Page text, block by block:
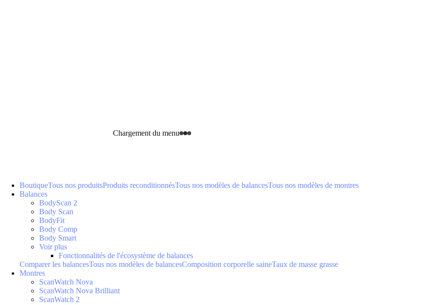
Chargement du menu
BoutiqueTous nos produitsProduits reconditionnésTous nos modèles de balancesTous nos modèles de montres
Balances
BodyScan 2
Body Scan
BodyFit
Body Comp
Body Smart
Voir plus
Fonctionnalités de l'écosystème de balances
Comparer les balancesTous nos modèles de balancesComposition corporelle saineTaux de masse grasse
Montres
ScanWatch Nova
ScanWatch Nova Brilliant
ScanWatch 2